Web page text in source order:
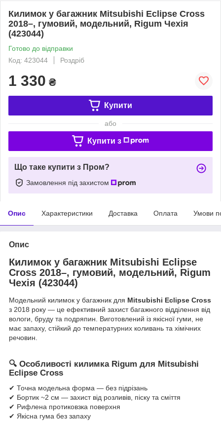
Килимок у багажник Mitsubishi Eclipse Cross
2018–, гумовий, модельний, Rigum Чехія
(423044)
Готово до відправки
Код: 423044
Роздріб
1 330 ₴
Купити
або
Купити з
Що таке купити з Пром?
Замовлення під захистом
Опис Характеристики Доставка Оплата Умови
Опис
Килимок у багажник Mitsubishi Eclipse
Cross 2018–, гумовий, модельний, Rigum
Чехія (423044)
Модельний килимок у багажник для Mitsubishi Eclipse Cross
з 2018 року — це ефективний захист багажного відділення від
вологи, бруду та подряпин. Виготовлений із якісної гуми, не
має запаху, стійкий до температурних коливань та хімічних
речовин.
🔍 Особливості килимка Rigum для Mitsubishi
Eclipse Cross
✔ Точна модельна форма — без підрізань
✔ Бортик ~2 см — захист від розливів, піску та сміття
✔ Рифлена протиковзка поверхня
✔ Якісна гума без запаху